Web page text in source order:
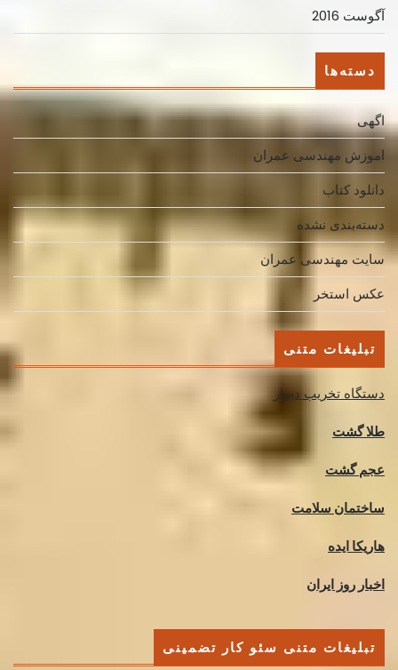
آگوست 2016
دسته‌ها
اگهی
اموزش مهندسی عمران
دانلود کتاب
دسته‌بندی نشده
سایت مهندسی عمران
عکس استخر
تبلیغات متنی
دستگاه تخریب دیوار
طلا گشت
عجم گشت
ساختمان سلامت
هاریکا ایده
اخبار روز ایران
تبلیغات متنی سئو کار تضمینی